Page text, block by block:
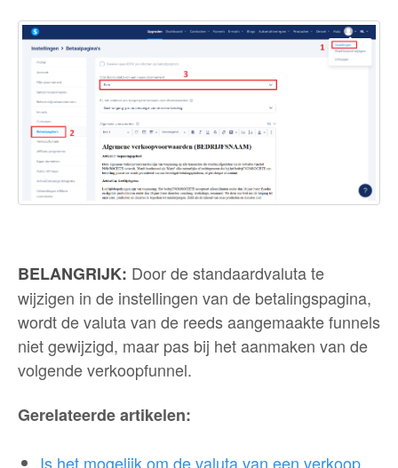
BELANGRIJK: Door de standaardvaluta te
wijzigen in de instellingen van de betalingspagina,
wordt de valuta van de reeds aangemaakte funnels
niet gewijzigd, maar pas bij het aanmaken van de
volgende verkoopfunnel.
Gerelateerde artikelen:
Is het mogelijk om de valuta van een verkoop